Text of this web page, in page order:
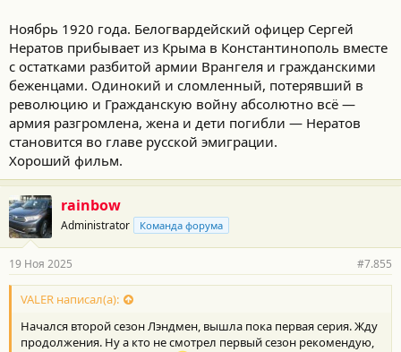
Ноябрь 1920 года. Белогвардейский офицер Сергей
Нератов прибывает из Крыма в Константинополь вместе
с остатками разбитой армии Врангеля и гражданскими
беженцами. Одинокий и сломленный, потерявший в
революцию и Гражданскую войну абсолютно всё —
армия разгромлена, жена и дети погибли — Нератов
становится во главе русской эмиграции.
Хороший фильм.
rainbow
Administrator Команда форума
19 Ноя 2025 #7.855
VALER написал(а):
Начался второй сезон Лэндмен, вышла пока первая серия. Жду
продолжения. Ну а кто не смотрел первый сезон рекомендую,